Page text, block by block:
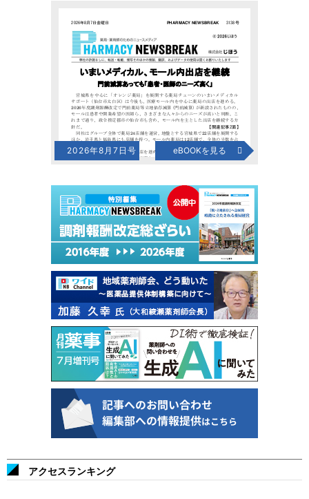
2026年8月7日号 eBOOKを見る
アクセスランキング